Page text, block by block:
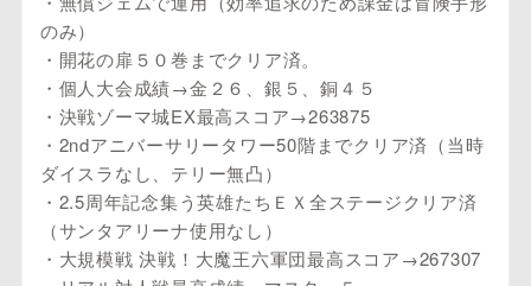
のみ）
・開花の扉５０巻までクリア済。
・個人大会成績→金２６、銀５、銅４５
・決戦ゾーマ城EX最高スコア→263875
・2ndアニバーサリータワー50階までクリア済（当時
ダイスラなし、テリー無凸）
・2.5周年記念集う英雄たちＥＸ全ステージクリア済
（サンタアリーナ使用なし）
・大規模戦 決戦！大魔王六軍団最高スコア→267307